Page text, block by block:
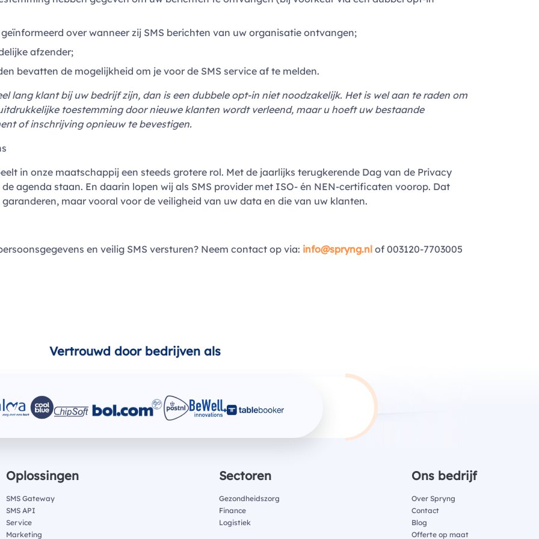
over wanneer zij SMS berichten van uw organisatie ontvangen;
afzender;
bevatten de mogelijkheid om je voor de SMS service af te melden.
lang klant bij uw bedrijf zijn, dan is een dubbele opt-in niet noodzakelijk. Het is wel aan te raden om
toestemming door nieuwe klanten wordt verleend, maar u hoeft uw bestaande
of inschrijving opnieuw te bevestigen.
in onze maatschappij een steeds grotere rol. Met de jaarlijks terugkerende Dag van de Privacy
agenda staan. En daarin lopen wij als SMS provider met ISO- én NEN-certificaten voorop. Dat
maar vooral voor de veiligheid van uw data en die van uw klanten.
en veilig SMS versturen? Neem contact op via: info@spryng.nlof 003120-7703005
Vertrouwd door bedrijven als
Oplossingen
SMS Gateway
SMS API
Service
Marketing
Sectoren
Gezondheidszorg
Finance
Logistiek
Ons bedrijf
Over Spryng
Contact
Blog
Offerte op maat